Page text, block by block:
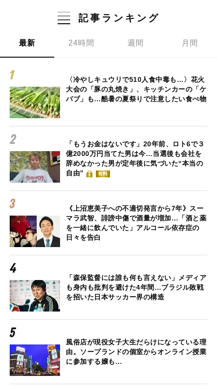
記事ランキング
最新 24時間 週間 月間
〈冷やしキュウリで510人食中毒も…〉花火
大会の「豚の丸焼き」、キッチンカーの「ケ
バブ」も…酷暑の夏祭りで注意したい食べ物
「もうお金はないです」20年前、ロト6で３
億2000万円当てた男は今…当選後も会社を
辞めなかった男が定年後に気づいた“本当の
自由”
有料
《上沼恵美子への不適切発言から7年》スー
マラ武智、誹謗中傷で酒量が増加…「酒と薬
を一緒に飲んでいた」アルコール依存症の
日々を告白
「森保監督には誰も何も言えない」メディア
も身内も批判を避けた4年間…ブラジル敗戦
を招いた日本サッカー界の構造
風俗店が現役女子大生だらけになっている理
由。ソープランドの個室からオンライン授業
に参加する嬢も…